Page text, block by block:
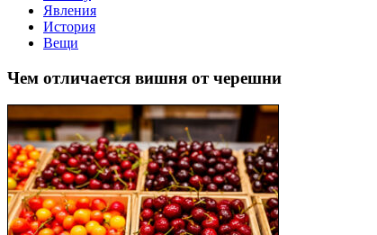
Явления
История
Вещи
Чем отличается вишня от черешни